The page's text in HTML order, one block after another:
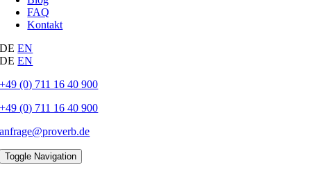
FAQ
Kontakt
DE EN
DE EN
+49 (0) 711 16 40 900
+49 (0) 711 16 40 900
anfrage@proverb.de
Toggle Navigation